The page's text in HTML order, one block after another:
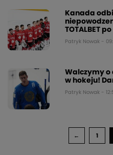
Kanada
TOTALBET
Patryk Nowak -
Walczymy o
w hokeju!
Patryk Nowak -
← 1